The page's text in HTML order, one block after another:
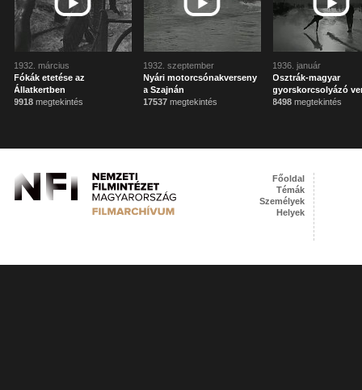
1932. március
Fókák etetése az
Állatkertben
9918 megtekintés
1932. szeptember
Nyári motorcsónakverseny
a Szajnán
17537 megtekintés
1936. január
Osztrák-magyar
gyorskorcsolyázó
8498 megtekintés
Főoldal
Témák
Személyek
Helyek